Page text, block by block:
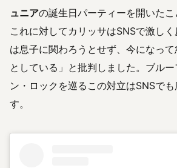
ュニアの誕生日パーティーを開いたこ
これに対してカリッサはSNSで激し
は息子に関わろうとせず、今になっ
としている」と批判しました。ブル
ン・ロックを巡るこの対立はSNSで
す。